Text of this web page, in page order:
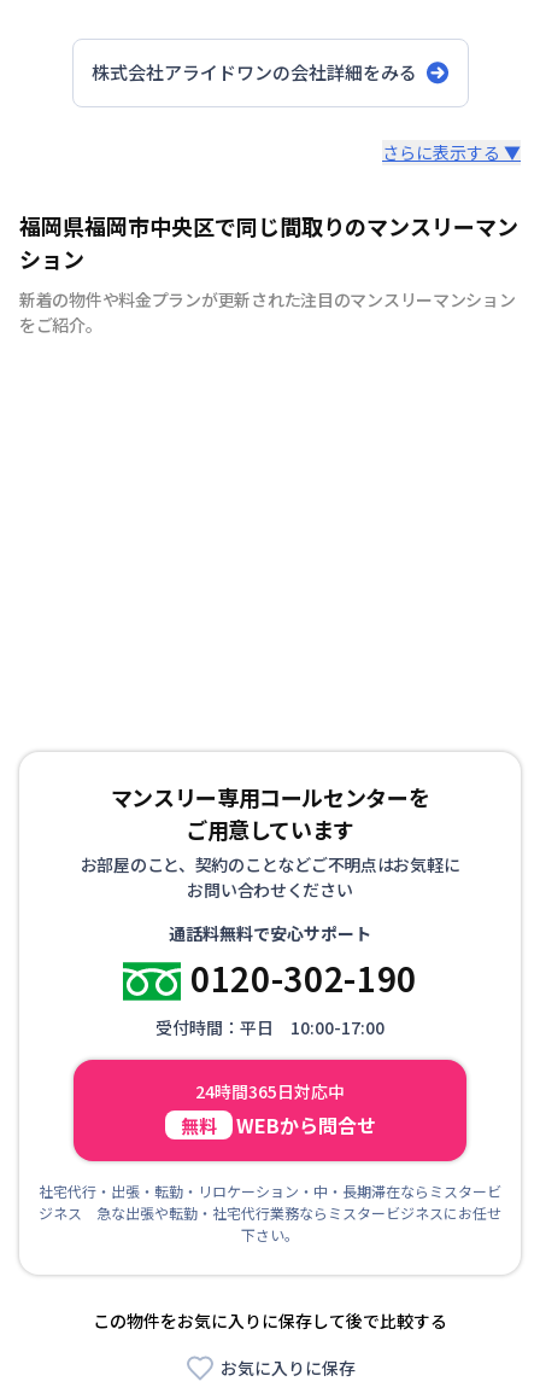
株式会社アライドワンの会社詳細をみる
私たちは福岡の街が大好きです。だからこそ知って欲しい
福岡の魅力。 滞在中の宿泊費を少しでも安く抑える事に
より魅力ある福岡を大いに満喫していただきたいから。
それが私たちの想いです。
さらに表示する ▼
福岡県福岡市中央区で同じ間取りのマンスリーマン
ション
新着の物件や料金プランが更新された注目のマンスリーマンション
をご紹介。
マンスリー専用コールセンターを
ご用意しています
お部屋のこと、契約のことなどご不明点はお気軽に
お問い合わせください
通話料無料で安心サポート
0120-302-190
受付時間：平日 10:00-17:00
24時間365日対応中
無料 WEBから問合せ
社宅代行・出張・転勤・リロケーション・中・長期滞在ならミスタービ
ジネス 急な出張や転勤・社宅代行業務ならミスタービジネスにお任せ
下さい。
この物件をお気に入りに保存して後で比較する
お気に入りに保存